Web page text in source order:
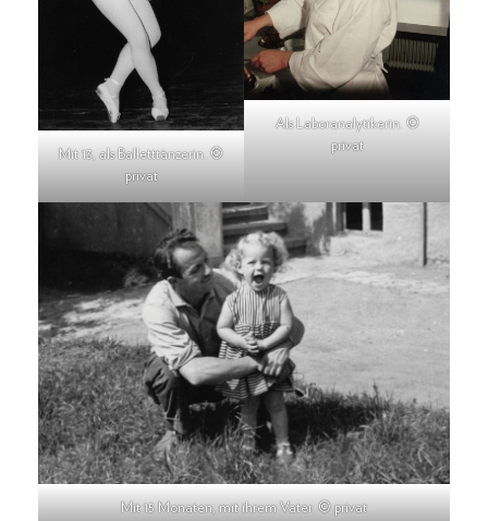
Mit 13, als Balletttänzerin. ©
privat
Als Laboranalytikerin. ©
privat
Mit 15 Monaten, mit ihrem Vater. © privat